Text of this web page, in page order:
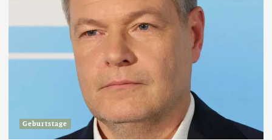
Geburtstage